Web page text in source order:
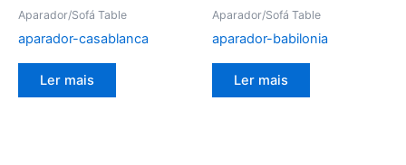
Aparador/Sofá Table
aparador-casablanca
Ler mais
Aparador/Sofá Table
aparador-babilonia
Ler mais